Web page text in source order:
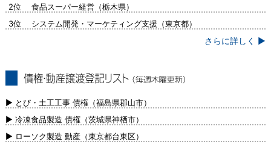
2位 食品スーパー経営（栃木県）
3位 システム開発・マーケティング支援（東京都）
さらに詳しく ▶
新）
▶ とび・土工工事 債権（福島県郡山市）
▶ 冷凍食品製造 債権（茨城県神栖市）
▶ ローソク製造 動産（東京都台東区）